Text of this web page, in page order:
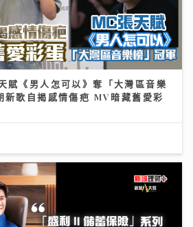
賦《男人怎可以》奪「大灣區音樂
新歌自揭感情傷疤 MV暗藏舊愛彩